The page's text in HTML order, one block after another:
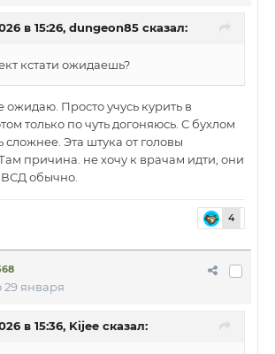
в 15:26, dungeon85 сказал:
кстати ожидаешь?
ожидаю. Просто учусь курить в
только по чуть догоняюсь. С бухлом
сложнее. Эта штука от головы
причина. не хочу к врачам идти, они
ВСД обычно.
4
29 января
в 15:36, Kijee сказал: